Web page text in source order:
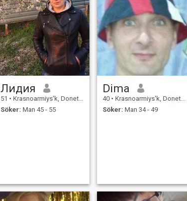
Лидия
51 • Krasnoarmiys'k, Donets'k, Ukraina
Söker: Man 45 - 55
Dima
40 • Krasnoarmiys'k, Donets'k, Ukraina
Söker: Man 34 - 49